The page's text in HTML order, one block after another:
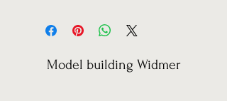
Model building Widmer